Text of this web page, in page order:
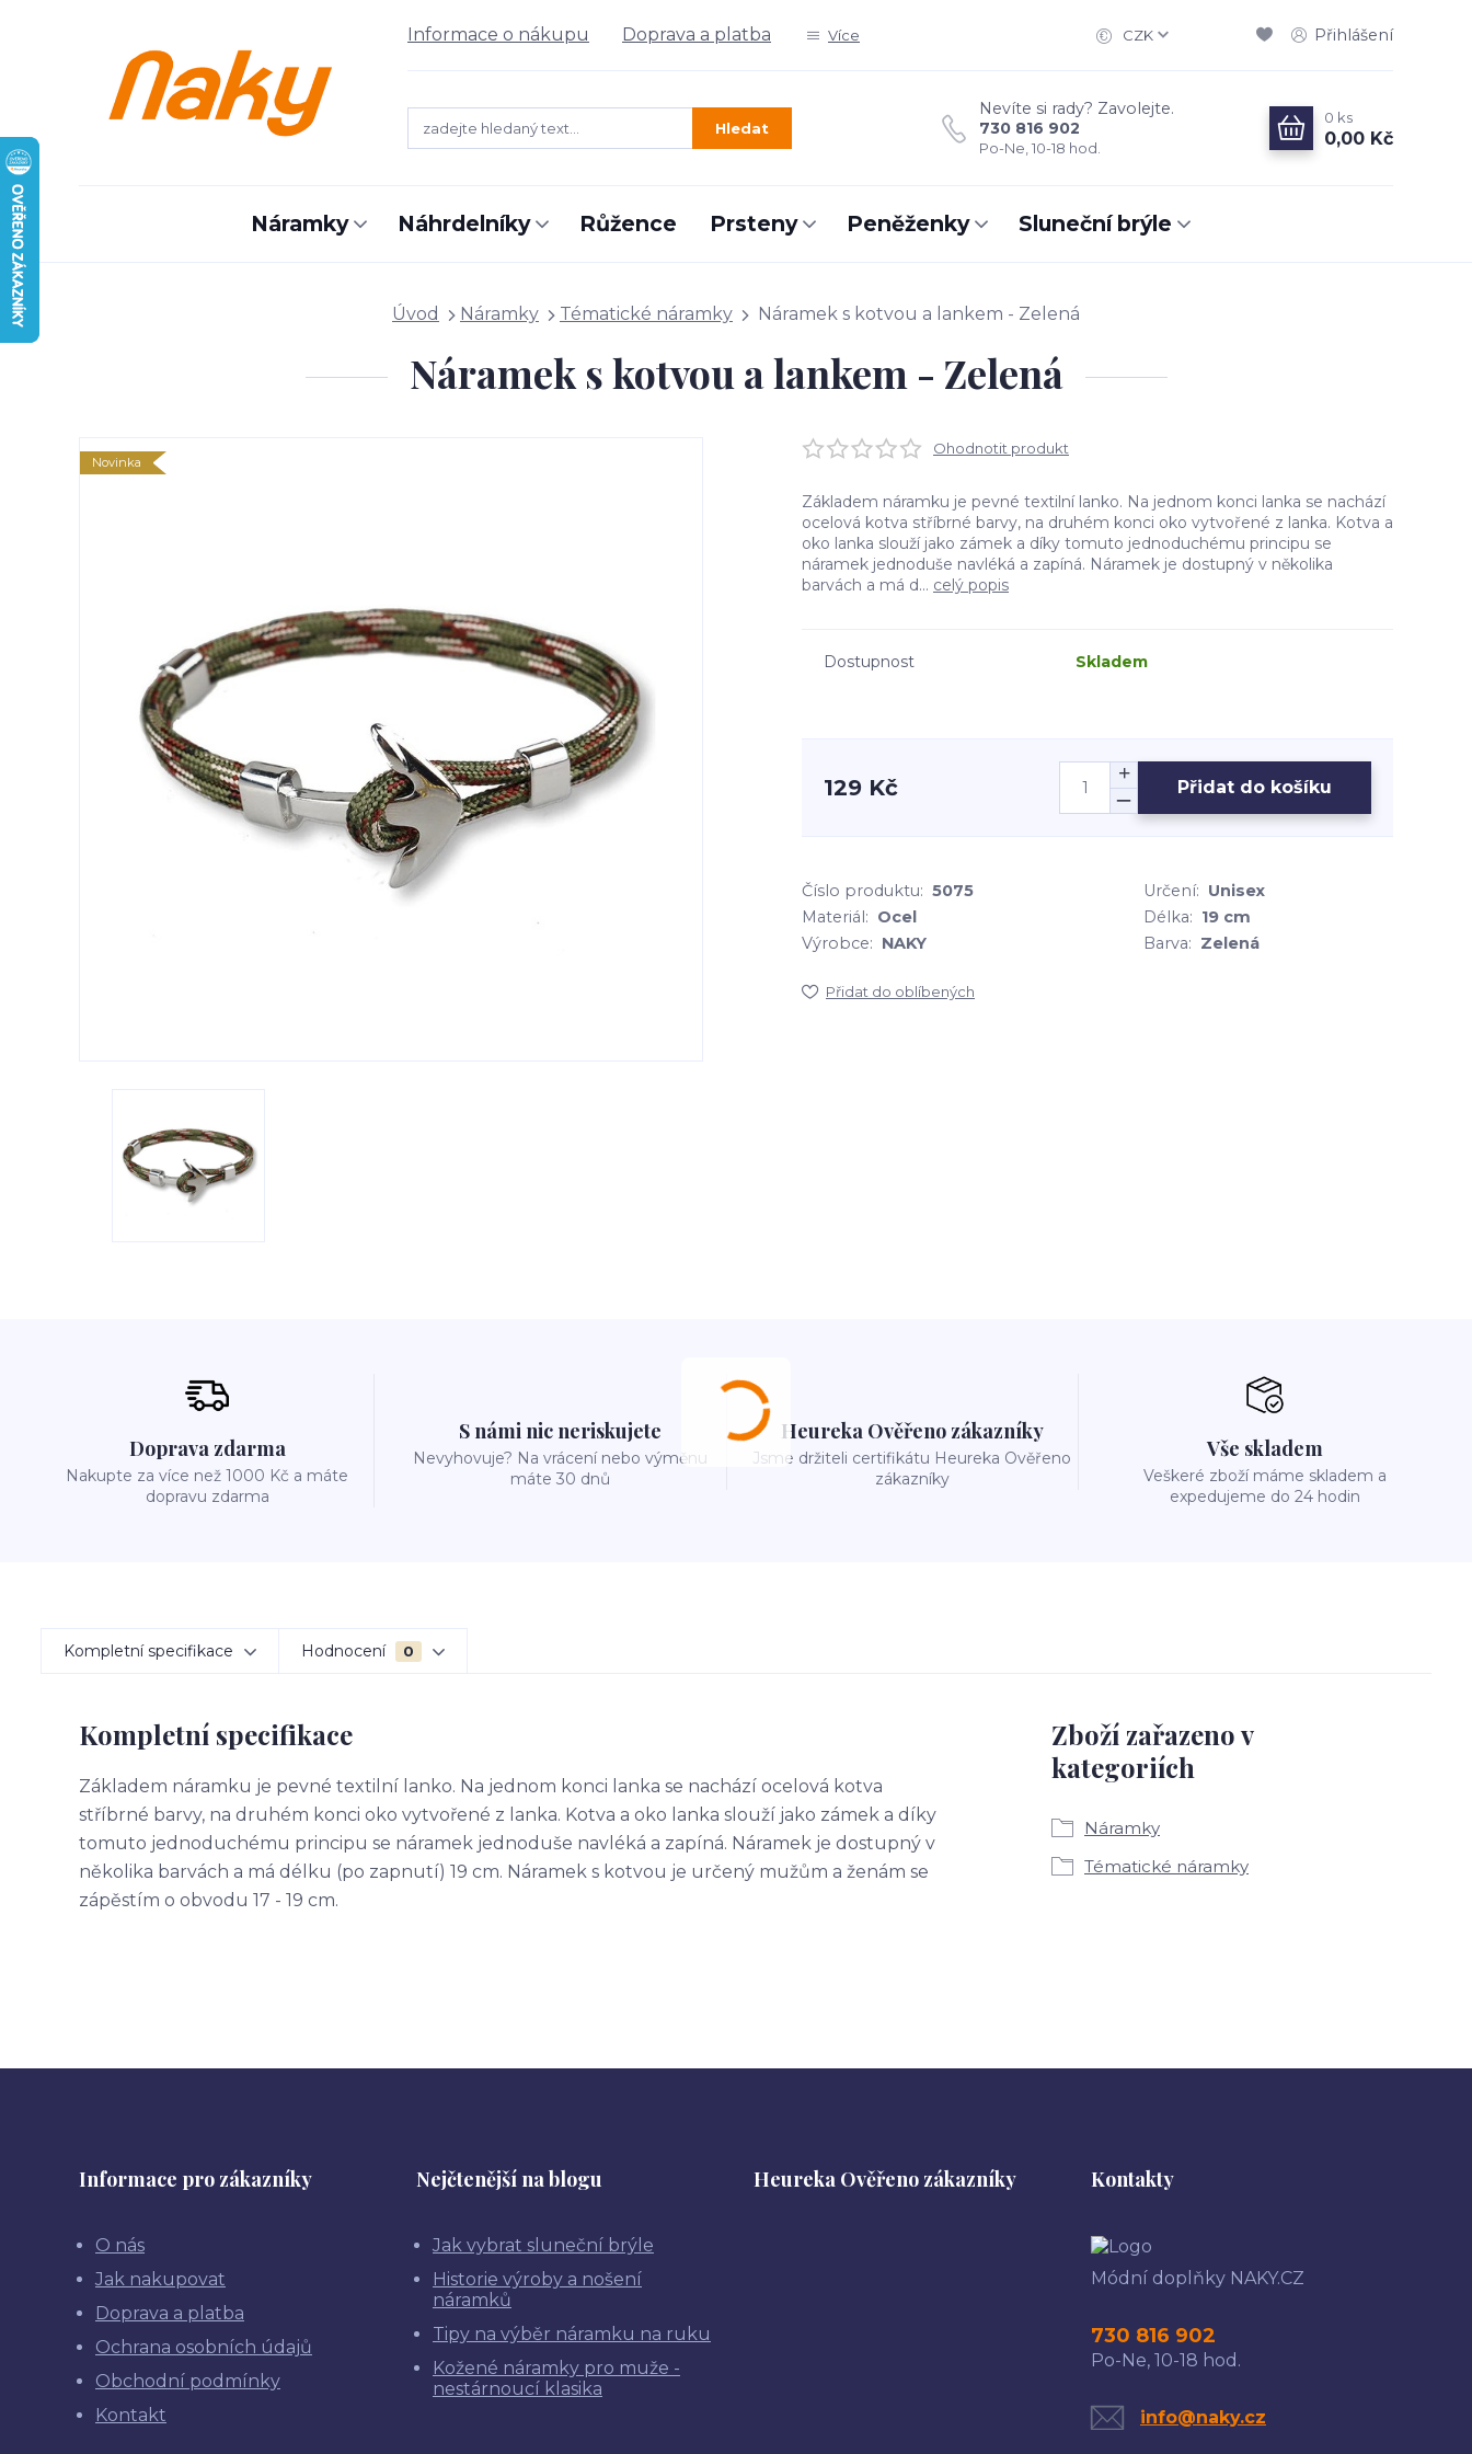
Informace o nákupu Doprava a platba Více CZK Přihlášení
Hledat
Nevíte si rady? Zavolejte.
730 816 902
Po-Ne, 10-18 hod.
0 ks
0,00 Kč
Náramky Náhrdelníky Růžence Prsteny Peněženky Sluneční brýle
Úvod Náramky Tématické náramky Náramek s kotvou a lankem - Zelená
Náramek s kotvou a lankem - Zelená
Novinka
Ohodnotit produkt
Základem náramku je pevné textilní lanko. Na jednom konci lanka se nachází
ocelová kotva stříbrné barvy, na druhém konci oko vytvořené z lanka. Kotva a
oko lanka slouží jako zámek a díky tomuto jednoduchému principu se
náramek jednoduše navléká a zapíná. Náramek je dostupný v několika
barvách a má d... celý popis
Dostupnost Skladem
129 Kč Přidat do košíku
Číslo produktu: 5075 Určení: Unisex
Materiál: Ocel Délka: 19 cm
Výrobce: NAKY Barva: Zelená
Přidat do oblíbených
Doprava zdarma
Nakupte za více než 1000 Kč a máte
dopravu zdarma
S námi nic neriskujete
Nevyhovuje? Na vrácení nebo výměnu
máte 30 dnů
Heureka Ověřeno zákazníky
Jsme držiteli certifikátu Heureka Ověřeno
zákazníky
Vše skladem
Veškeré zboží máme skladem a
expedujeme do 24 hodin
Kompletní specifikace Hodnocení 0
Kompletní specifikace
Základem náramku je pevné textilní lanko. Na jednom konci lanka se nachází ocelová kotva
stříbrné barvy, na druhém konci oko vytvořené z lanka. Kotva a oko lanka slouží jako zámek a díky
tomuto jednoduchému principu se náramek jednoduše navléká a zapíná. Náramek je dostupný v
několika barvách a má délku (po zapnutí) 19 cm. Náramek s kotvou je určený mužům a ženám se
zápěstím o obvodu 17 - 19 cm.
Zboží zařazeno v
kategoriích
Náramky
Tématické náramky
Informace pro zákazníky
O nás
Jak nakupovat
Doprava a platba
Ochrana osobních údajů
Obchodní podmínky
Kontakt
Nejčtenější na blogu
Jak vybrat sluneční brýle
Historie výroby a nošení
náramků
Tipy na výběr náramku na ruku
Kožené náramky pro muže -
nestárnoucí klasika
Heureka Ověřeno zákazníky Kontakty
Módní doplňky NAKY.CZ
730 816 902
Po-Ne, 10-18 hod.
info@naky.cz